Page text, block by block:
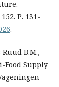
Р. 131-
.
B.M.,
Food Supply